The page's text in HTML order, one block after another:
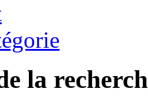
la